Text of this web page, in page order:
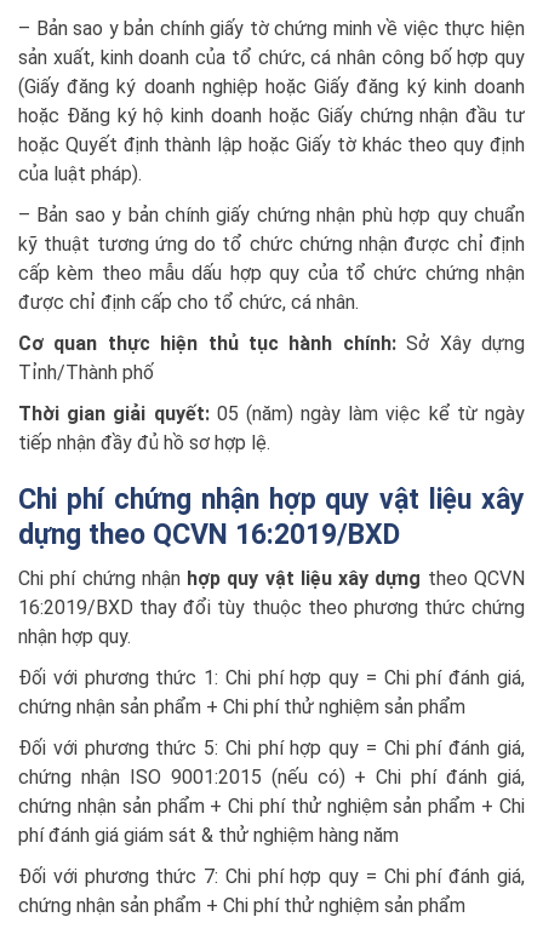
– Bản sao y bản chính giấy tờ chứng minh về việc thực hiện
sản xuất, kinh doanh của tổ chức, cá nhân công bố hợp quy
(Giấy đăng ký doanh nghiệp hoặc Giấy đăng ký kinh doanh
hoặc Đăng ký hộ kinh doanh hoặc Giấy chứng nhận đầu tư
hoặc Quyết định thành lập hoặc Giấy tờ khác theo quy định
của luật pháp).
– Bản sao y bản chính giấy chứng nhận phù hợp quy chuẩn
kỹ thuật tương ứng do tổ chức chứng nhận được chỉ định
cấp kèm theo mẫu dấu hợp quy của tổ chức chứng nhận
được chỉ định cấp cho tổ chức, cá nhân.
Cơ quan thực hiện thủ tục hành chính:Sở Xây dựng
Tỉnh/Thành phố
Thời gian giải quyết:05 (năm) ngày làm việc kể từ ngày
tiếp nhận đầy đủ hồ sơ hợp lệ.
Chi phí chứng nhận hợp quy vật liệu xây
dựng theo QCVN 16:2019/BXD
Chi phí chứng nhận hợp quy vật liệu xây dựng theo QCVN
16:2019/BXD thay đổi tùy thuộc theo phương thức chứng
nhận hợp quy.
Đối với phương thức 1: Chi phí hợp quy = Chi phí đánh giá,
chứng nhận sản phẩm + Chi phí thử nghiệm sản phẩm
Đối với phương thức 5: Chi phí hợp quy = Chi phí đánh giá,
chứng nhận ISO 9001:2015 (nếu có) + Chi phí đánh giá,
chứng nhận sản phẩm + Chi phí thử nghiệm sản phẩm + Chi
phí đánh giá giám sát & thử nghiệm hàng năm
Đối với phương thức 7: Chi phí hợp quy = Chi phí đánh giá,
chứng nhận sản phẩm + Chi phí thử nghiệm sản phẩm